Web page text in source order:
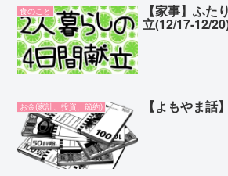
食のこと 【家事】ふた
立(12/17-12/
お金(家計、投資、節約) 【よもやま話